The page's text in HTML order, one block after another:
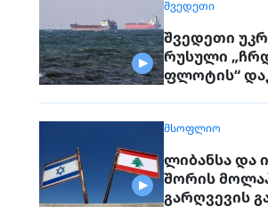
ᲨᲕᲔᲓᲔᲗᲘ
შვედეთი
რუსული
ფლოტის“
ᲛᲡᲝᲤᲚᲘᲝ
ლიბანსა და
შორის
გარღვევის